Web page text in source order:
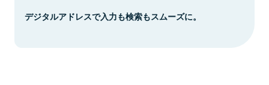
デジタルアドレスで入力も検索もスムーズに。